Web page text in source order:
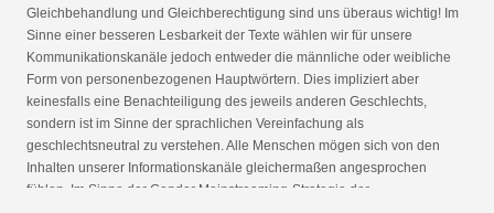
Gleichbehandlung und Gleichberechtigung sind uns überaus wichtig! Im
Sinne einer besseren Lesbarkeit der Texte wählen wir für unsere
Kommunikationskanäle jedoch entweder die männliche oder weibliche
Form von personenbezogenen Hauptwörtern. Dies impliziert aber
keinesfalls eine Benachteiligung des jeweils anderen Geschlechts,
sondern ist im Sinne der sprachlichen Vereinfachung als
geschlechtsneutral zu verstehen. Alle Menschen mögen sich von den
Inhalten unserer Informationskanäle gleichermaßen angesprochen
fühlen. Im Sinne der Gender Mainstreaming-Strategie der